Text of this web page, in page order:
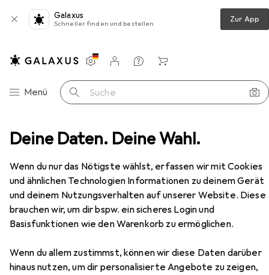
Deine Daten. Deine Wahl.
Wenn du nur das Nötigste wählst, erfassen wir mit Cookies
und ähnlichen Technologien Informationen zu deinem Gerät
und deinem Nutzungsverhalten auf unserer Website. Diese
brauchen wir, um dir bspw. ein sicheres Login und
Basisfunktionen wie den Warenkorb zu ermöglichen.
Wenn du allem zustimmst, können wir diese Daten darüber
hinaus nutzen, um dir personalisierte Angebote zu zeigen,
Galaxus
Schneller finden und bestellen Zur App
Navigation nach Kategorien
Menü Suche
Einstellungen
Kundenkonto
Vergleichslisten
Merklisten
Warenkorb
Sofortbildkamera Kodak Mini Shot 2 Era
EUR
145,45
KodakMini Shot 2 Era
Era